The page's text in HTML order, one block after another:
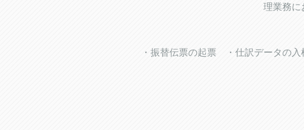
理業務に
・振替伝票の起票 ・仕訳データの